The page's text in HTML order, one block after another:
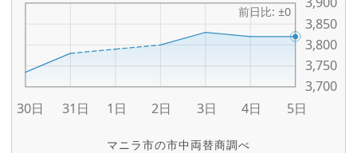
マニラ市の市中両替商調べ